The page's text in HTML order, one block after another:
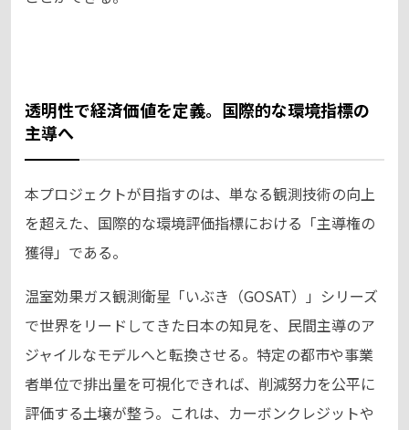
透明性で経済価値を定義。国際的な環境指標の
主導へ
本プロジェクトが目指すのは、単なる観測技術の向上
を超えた、国際的な環境評価指標における「主導権の
獲得」である。
温室効果ガス観測衛星「いぶき（GOSAT）」シリーズ
で世界をリードしてきた日本の知見を、民間主導のア
ジャイルなモデルへと転換させる。特定の都市や事業
者単位で排出量を可視化できれば、削減努力を公平に
評価する土壌が整う。これは、カーボンクレジットや